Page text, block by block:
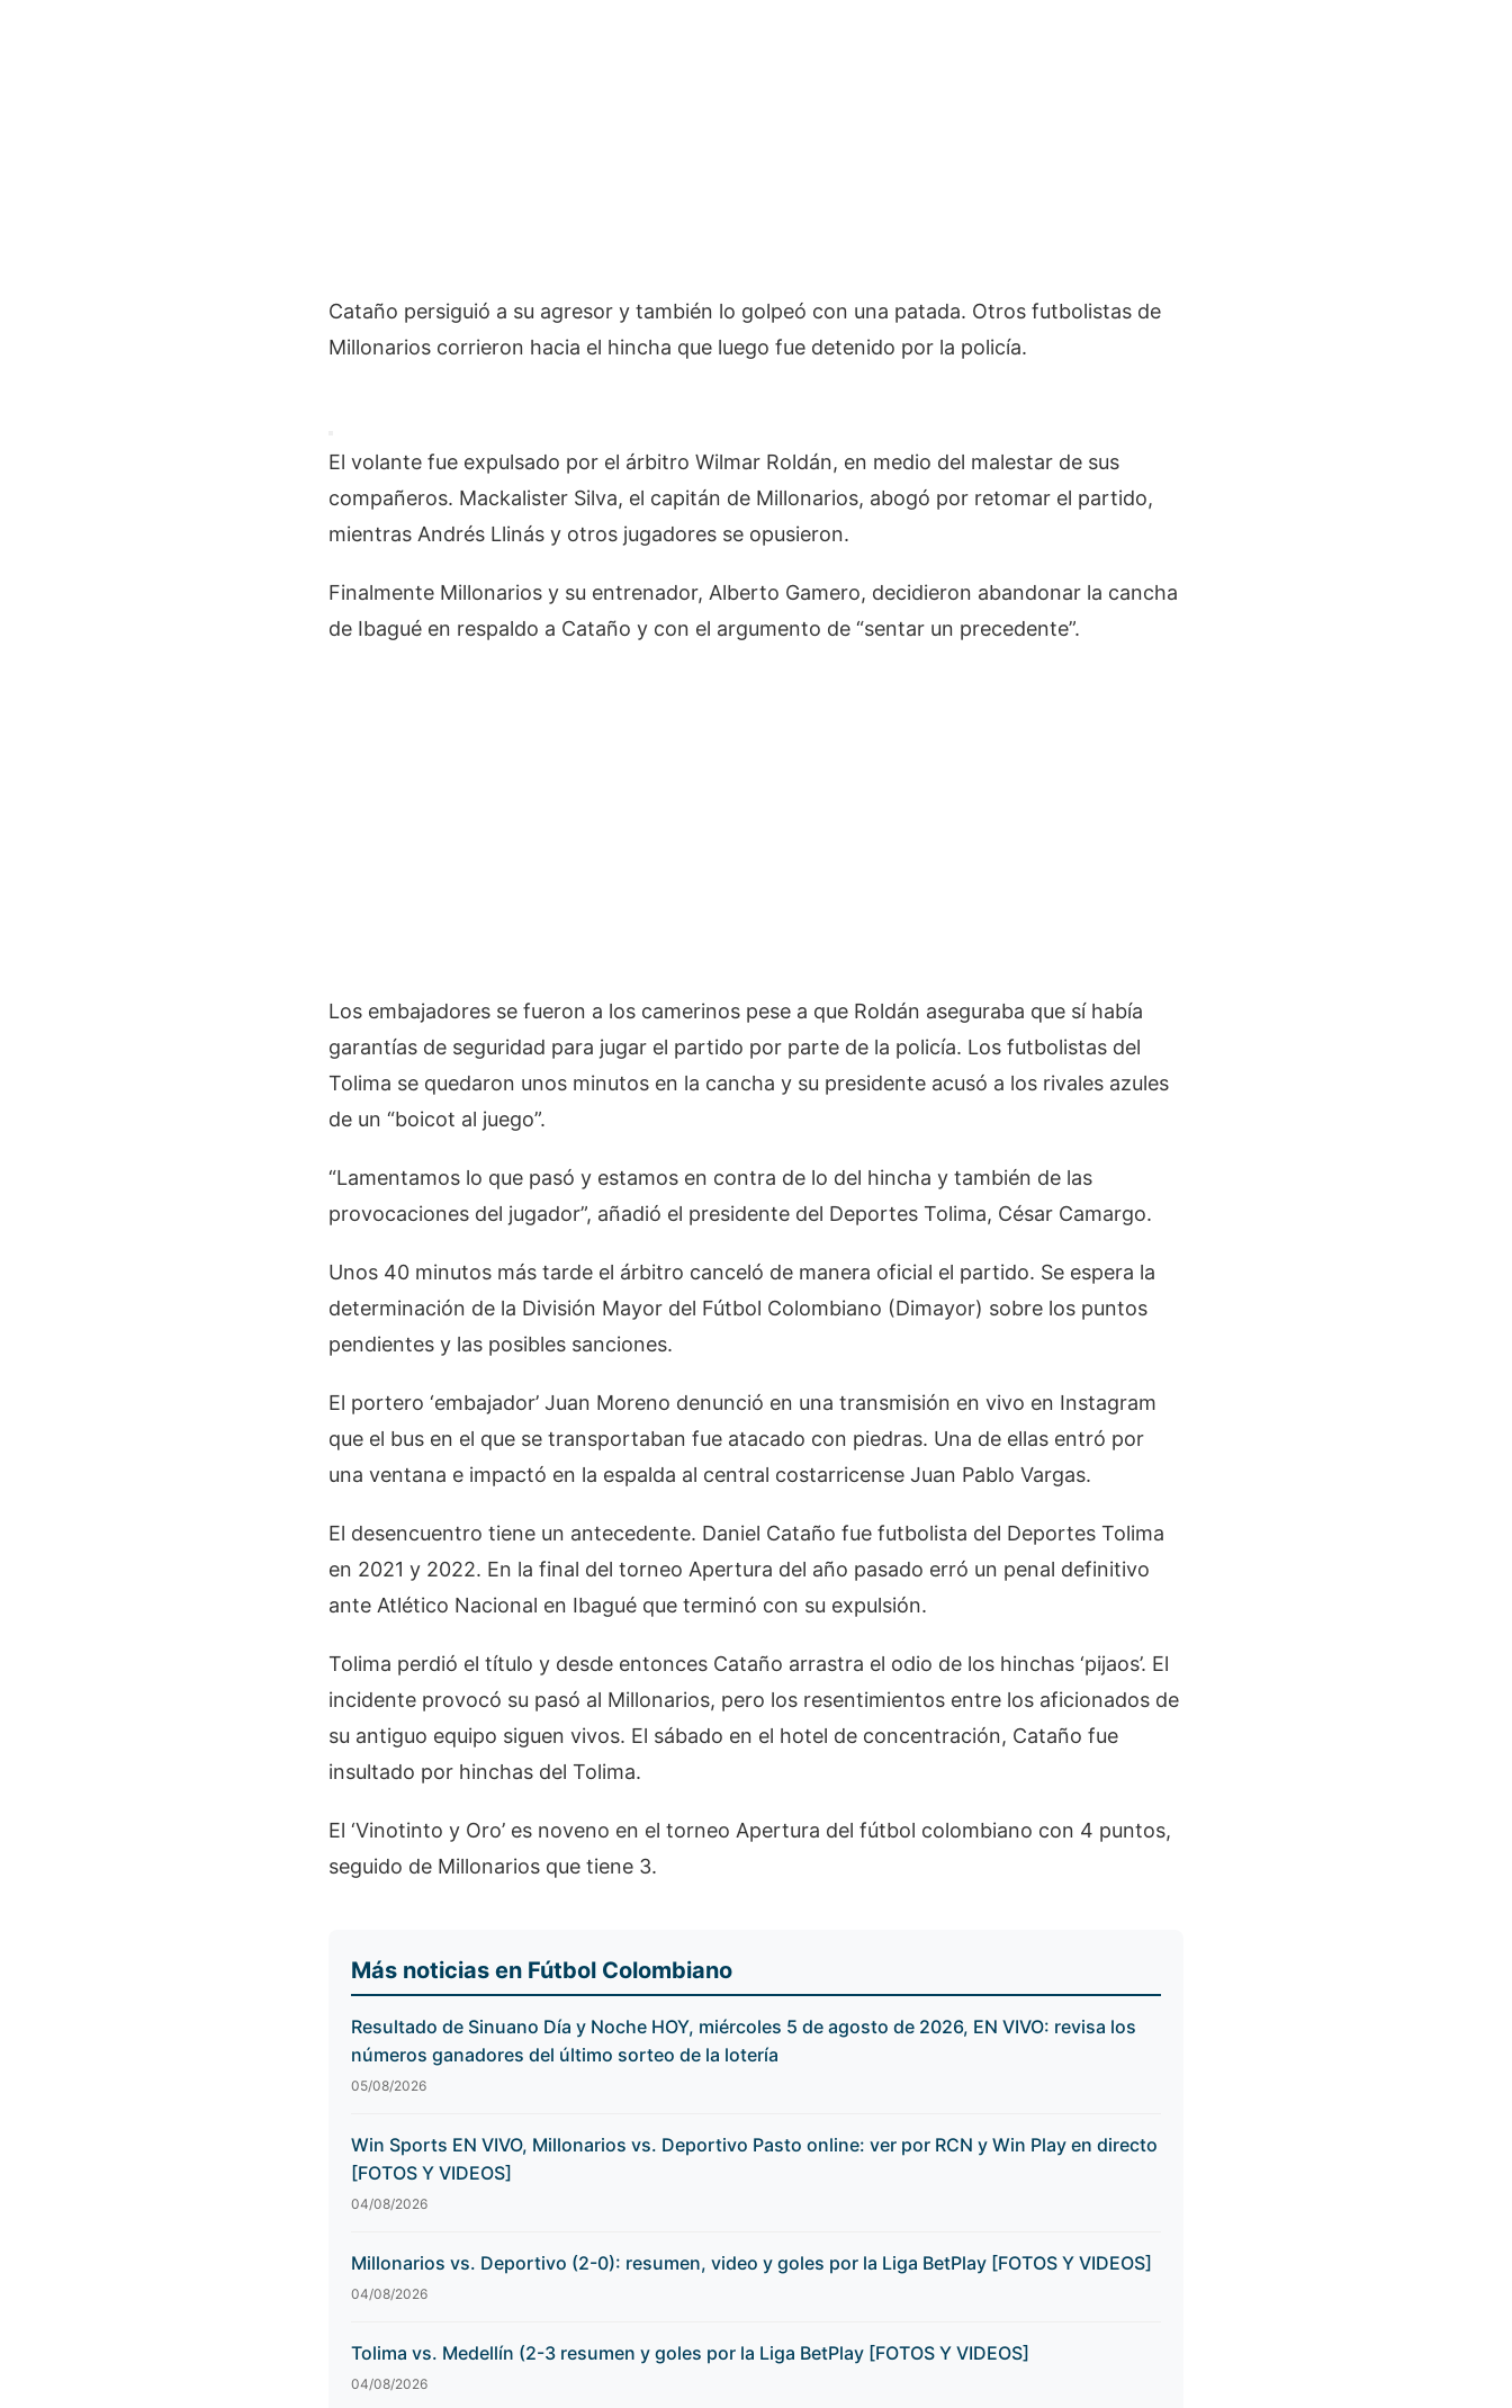
Cataño persiguió a su agresor y también lo golpeó con una patada. Otros futbolistas de
Millonarios corrieron hacia el hincha que luego fue detenido por la policía.
El volante fue expulsado por el árbitro Wilmar Roldán, en medio del malestar de sus
compañeros. Mackalister Silva, el capitán de Millonarios, abogó por retomar el partido,
mientras Andrés Llinás y otros jugadores se opusieron.
Finalmente Millonarios y su entrenador, Alberto Gamero, decidieron abandonar la cancha
de Ibagué en respaldo a Cataño y con el argumento de “sentar un precedente”.
Los embajadores se fueron a los camerinos pese a que Roldán aseguraba que sí había
garantías de seguridad para jugar el partido por parte de la policía. Los futbolistas del
Tolima se quedaron unos minutos en la cancha y su presidente acusó a los rivales azules
de un “boicot al juego”.
“Lamentamos lo que pasó y estamos en contra de lo del hincha y también de las
provocaciones del jugador”, añadió el presidente del Deportes Tolima, César Camargo.
Unos 40 minutos más tarde el árbitro canceló de manera oficial el partido. Se espera la
determinación de la División Mayor del Fútbol Colombiano (Dimayor) sobre los puntos
pendientes y las posibles sanciones.
El portero ‘embajador’ Juan Moreno denunció en una transmisión en vivo en Instagram
que el bus en el que se transportaban fue atacado con piedras. Una de ellas entró por
una ventana e impactó en la espalda al central costarricense Juan Pablo Vargas.
El desencuentro tiene un antecedente. Daniel Cataño fue futbolista del Deportes Tolima
en 2021 y 2022. En la final del torneo Apertura del año pasado erró un penal definitivo
ante Atlético Nacional en Ibagué que terminó con su expulsión.
Tolima perdió el título y desde entonces Cataño arrastra el odio de los hinchas ‘pijaos’. El
incidente provocó su pasó al Millonarios, pero los resentimientos entre los aficionados de
su antiguo equipo siguen vivos. El sábado en el hotel de concentración, Cataño fue
insultado por hinchas del Tolima.
El ‘Vinotinto y Oro’ es noveno en el torneo Apertura del fútbol colombiano con 4 puntos,
seguido de Millonarios que tiene 3.
Más noticias en Fútbol Colombiano
Resultado de Sinuano Día y Noche HOY, miércoles 5 de agosto de 2026, EN VIVO: revisa los
números ganadores del último sorteo de la lotería
05/08/2026
Win Sports EN VIVO, Millonarios vs. Deportivo Pasto online: ver por RCN y Win Play en directo
[FOTOS Y VIDEOS]
04/08/2026
Millonarios vs. Deportivo (2-0): resumen, video y goles por la Liga BetPlay [FOTOS Y VIDEOS]
04/08/2026
Tolima vs. Medellín (2-3 resumen y goles por la Liga BetPlay [FOTOS Y VIDEOS]
04/08/2026